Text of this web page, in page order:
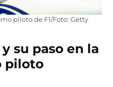
piloto de F1/Foto: Getty
su paso en la
piloto